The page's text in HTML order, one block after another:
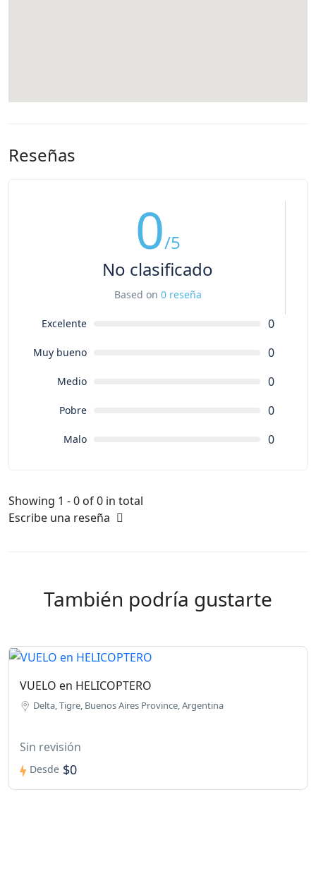
Reseñas
0/5
No clasificado
Based on 0 reseña
Excelente 0
Muy bueno 0
Medio 0
Pobre 0
Malo 0
Showing 1 - 0 of 0 in total
Escribe una reseña
También podría gustarte
VUELO en HELICOPTERO
Delta, Tigre, Buenos Aires Province, Argentina
Sin revisión
Desde $0